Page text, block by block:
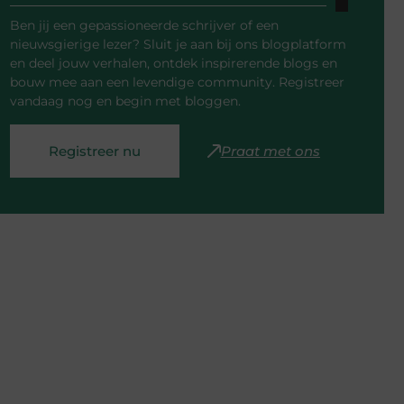
Ben jij een gepassioneerde schrijver of een
nieuwsgierige lezer? Sluit je aan bij ons blogplatform
en deel jouw verhalen, ontdek inspirerende blogs en
bouw mee aan een levendige community. Registreer
vandaag nog en begin met bloggen.
Registreer nu Praat met ons